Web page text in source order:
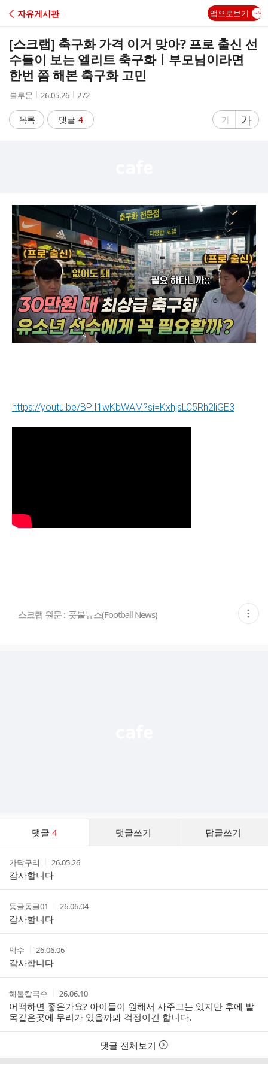
C
A
자유게시판 앱으로보기
[스크랩] 축구화 가격 이거 맞아? 프로 출신 선
수들이 보는 엘리트 축구화ㅣ부모님이라면
한번 쯤 해본 축구화 고민
작
자
블루문
작
시
간
26.05.26
조
수
272
목록 댓글 4
글
게
가
글
자
게
가
https://youtu.be/BPiI1wKbWAM?si=KxhjsLC5Rh2liGE3
스크랩 원문 : 풋볼뉴스(Football News) 현
재
댓글 4 댓글쓰기 답글쓰기
스
작
성
자
가닥구리
작
성
시
간
26.05.26
감사합니다
작
성
자
동글동글01
작
간
26.06.04
감사합니다
작
성
자
악수
작
성
시
간
26.06.06
감사합니다
작
성
자
해물칼국수
작
성
시
간
26.06.10
어떡하면 좋은가요? 아이들이 원해서 사주고는 있지만 후에 발
목같은곳에 무리가 있을까봐 걱정이긴 합니다.
댓글 전체보기